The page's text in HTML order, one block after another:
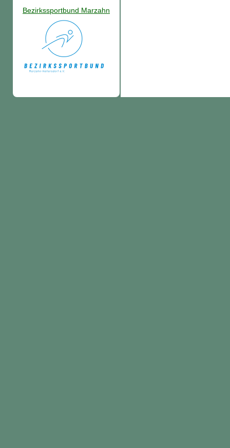
Bezirkssportbund Marzahn